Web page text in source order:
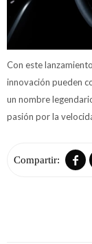
Con este
innovación pueden
un nombre
pasión por la
